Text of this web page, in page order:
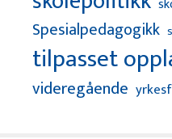
Spesialpedagogikk
tilpasset
videregående